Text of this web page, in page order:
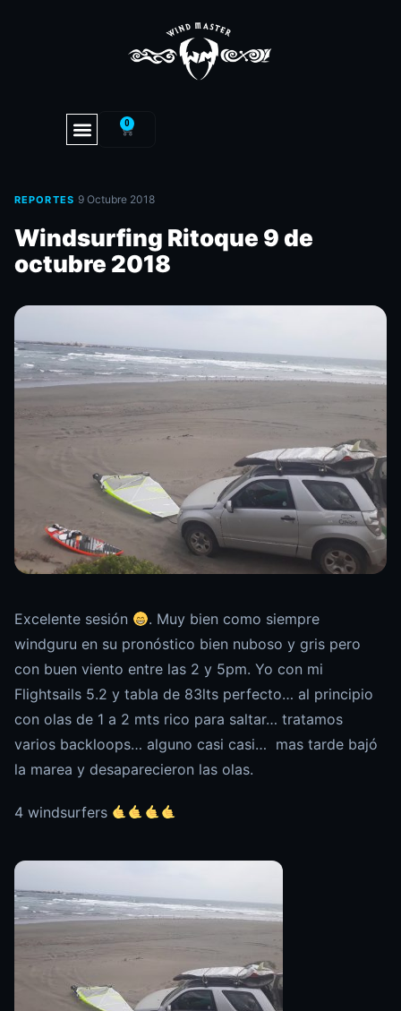
0
REPORTES 9 Octubre 2018
Windsurfing Ritoque 9 de
octubre 2018
Excelente sesión
. Muy bien como siempre
windguru en su pronóstico bien nuboso y gris pero
con buen viento entre las 2 y 5pm. Yo con mi
Flightsails 5.2 y tabla de 83lts perfecto… al principio
con olas de 1 a 2 mts rico para saltar… tratamos
varios backloops… alguno casi casi… mas tarde bajó
la marea y desaparecieron las olas.
4 windsurfers